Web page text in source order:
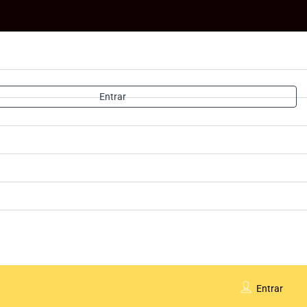
Entrar
Entrar